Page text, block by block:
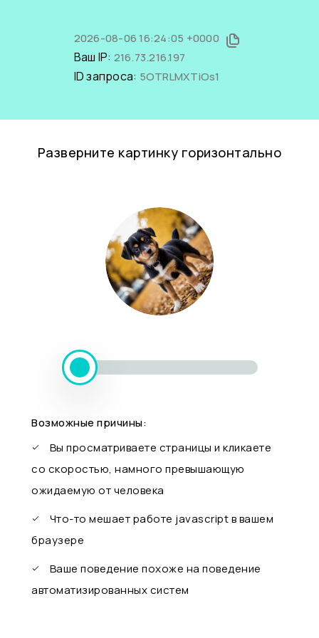
2026-08-06 16:24:05 +0000
Ваш IP: 216.73.216.197
ID запроса: 5OTRLMXTiOs1
Разверните картинку горизонтально
Возможные причины:
Вы просматриваете страницы и кликаете
со скоростью, намного превышающую
ожидаемую от человека
Что-то мешает работе javascript в вашем
браузере
Ваше поведение похоже на поведение
автоматизированных систем